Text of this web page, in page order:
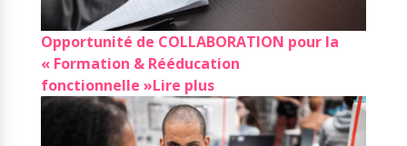
Opportunité de COLLABORATION pour la
« Formation & Rééducation
fonctionnelle »Lire plus